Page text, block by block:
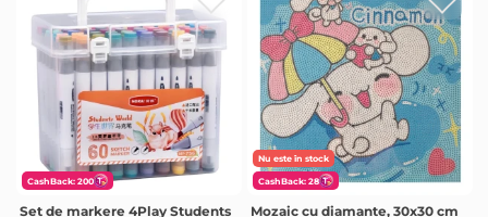
CashBack: 200
Set de markere 4Play Students
Nu este în stock
CashBack: 28
Mozaic cu diamante, 30x30 cm